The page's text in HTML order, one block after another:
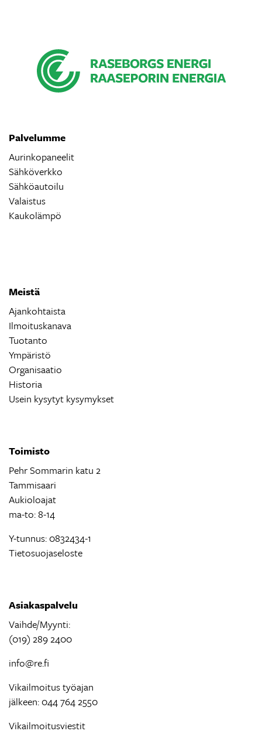
Palvelumme
Aurinkopaneelit
Sähköverkko
Sähköautoilu
Valaistus
Kaukolämpö
Meistä
Ajankohtaista
Ilmoituskanava
Tuotanto
Ympäristö
Organisaatio
Historia
Usein kysytyt kysymykset
Toimisto
Pehr Sommarin katu 2
Tammisaari
Aukioloajat
ma-to: 8-14
Y-tunnus: 0832434-1
Tietosuojaseloste
Asiakaspalvelu
Vaihde/Myynti:
(019) 289 2400
info@re.fi
Vikailmoitus työajan
jälkeen: 044 764 2550
Vikailmoitusviestit